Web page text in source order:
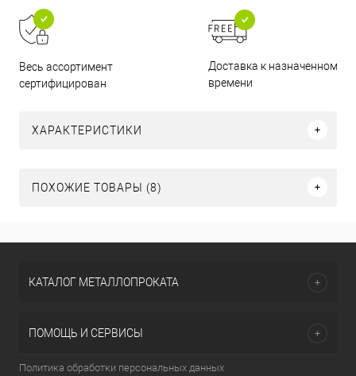
Весь ассортимент
сертифицирован
Доставка к назначенному
времени
ХАРАКТЕРИСТИКИ
ПОХОЖИЕ ТОВАРЫ (8)
КАТАЛОГ МЕТАЛЛОПРОКАТА
ПОМОЩЬ И СЕРВИСЫ
Политика обработки персональных данных